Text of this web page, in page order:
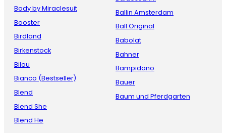
Body by Miraclesuit
Booster
Birdland
Birkenstock
Bilou
Bianco (Bestseller)
Blend
Blend She
Blend He
Ballin Amsterdam
Ball Original
Babolat
Bahner
Bampidano
Bauer
Baum und Pferdgarten